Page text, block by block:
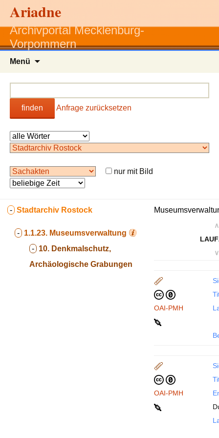
Ariadne
Archivportal Mecklenburg-
Vorpommern
Menü
finden Anfrage zurücksetzen
nur mit Bild
- Stadtarchiv Rostock
- 1.1.23. Museumsverwaltung
- 10. Denkmalschutz,
Archäologische Grabungen
∧
∨
OAI-PMH
OAI-PMH